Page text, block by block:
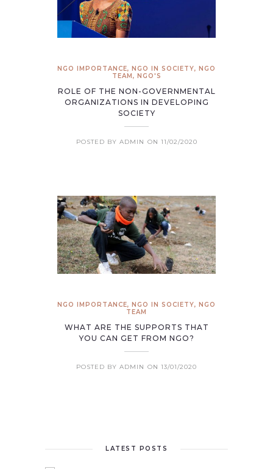
NGO IMPORTANCE, NGO IN SOCIETY, NGO
TEAM, NGO'S
ROLE OF THE NON-GOVERNMENTAL
ORGANIZATIONS IN DEVELOPING
SOCIETY
POSTED BY ADMIN ON 11/02/2020
NGO IMPORTANCE, NGO IN SOCIETY, NGO
TEAM
WHAT ARE THE SUPPORTS THAT
YOU CAN GET FROM NGO?
POSTED BY ADMIN ON 13/01/2020
LATEST POSTS